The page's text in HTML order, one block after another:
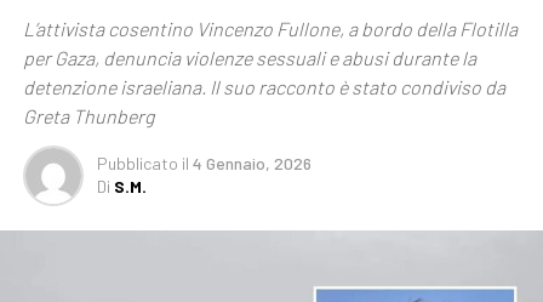
L’attivista cosentino Vincenzo Fullone, a bordo della Flotilla
per Gaza, denuncia violenze sessuali e abusi durante la
detenzione israeliana. Il suo racconto è stato condiviso da
Greta Thunberg
Pubblicato il 4 Gennaio, 2026
Di S.M.